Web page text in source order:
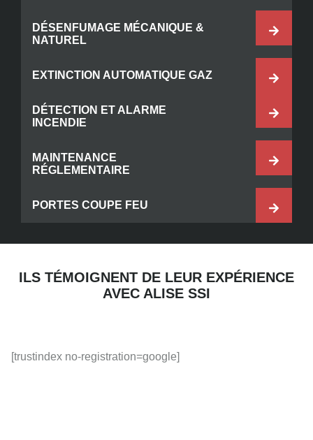
DÉSENFUMAGE MÉCANIQUE &
NATUREL
EXTINCTION AUTOMATIQUE GAZ
DÉTECTION ET ALARME
INCENDIE
MAINTENANCE
RÉGLEMENTAIRE
PORTES COUPE FEU
ILS TÉMOIGNENT DE LEUR EXPÉRIENCE
AVEC ALISE SSI
[trustindex no-registration=google]